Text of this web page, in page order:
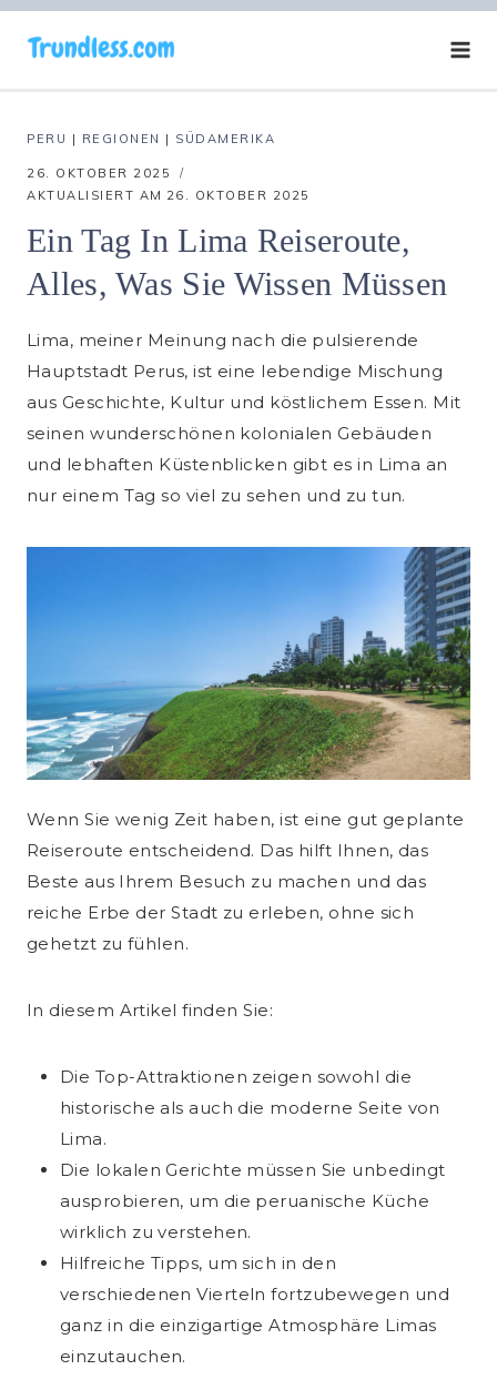
Zum
Inhalt
PERU | REGIONEN | SÜDAMERIKA
26. OKTOBER 2025
AKTUALISIERT AM 26. OKTOBER 2025
Ein Tag In Lima Reiseroute,
Alles, Was Sie Wissen Müssen
Lima, meiner Meinung nach die pulsierende
Hauptstadt Perus, ist eine lebendige Mischung
aus Geschichte, Kultur und köstlichem Essen. Mit
seinen wunderschönen kolonialen Gebäuden
und lebhaften Küstenblicken gibt es in Lima an
nur einem Tag so viel zu sehen und zu tun.
Wenn Sie wenig Zeit haben, ist eine gut geplante
Reiseroute entscheidend. Das hilft Ihnen, das
Beste aus Ihrem Besuch zu machen und das
reiche Erbe der Stadt zu erleben, ohne sich
gehetzt zu fühlen.
In diesem Artikel finden Sie:
Die Top-Attraktionen zeigen sowohl die
historische als auch die moderne Seite von
Lima.
Die lokalen Gerichte müssen Sie unbedingt
ausprobieren, um die peruanische Küche
wirklich zu verstehen.
Hilfreiche Tipps, um sich in den
verschiedenen Vierteln fortzubewegen und
ganz in die einzigartige Atmosphäre Limas
einzutauchen.